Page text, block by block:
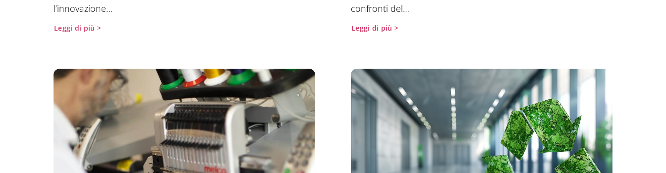
l’innovazione…
Leggi di più >
confronti del…
Leggi di più >